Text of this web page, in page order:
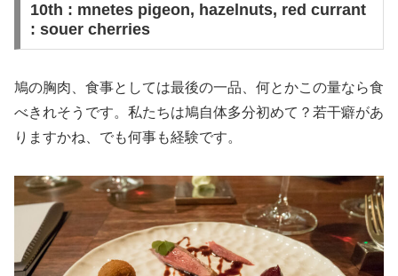
10th : mnetes pigeon, hazelnuts, red currant
: souer cherries
鳩の胸肉、食事としては最後の一品、何とかこの量なら食
べきれそうです。私たちは鳩自体多分初めて？若干癖があ
りますかね、でも何事も経験です。